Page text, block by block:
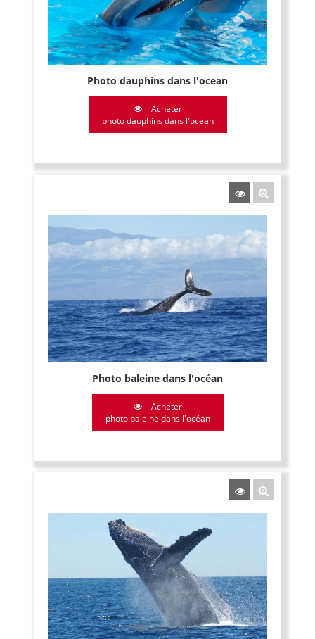
Photo dauphins dans l'ocean
Acheter
photo dauphins dans l'ocean
Photo baleine dans l'océan
Acheter
photo baleine dans l'océan